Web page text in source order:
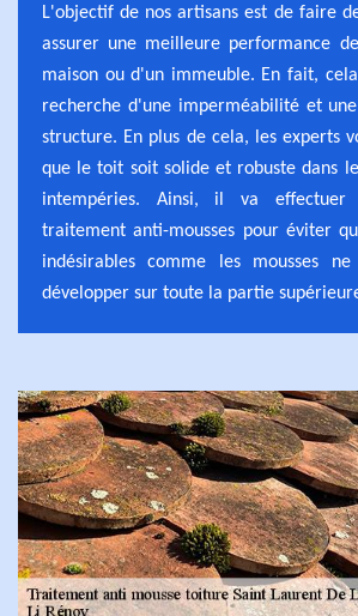
L'objectif de nos artisans est de faire
assurer une meilleure performance
maison ou d'un immeuble. En fait,
recherche d'une imperméabilité et
structure. En plus de cela, les experts
que le toit soit solide et robuste dans
intempéries. Ainsi, il va
traitement anti-mousses pour éviter
indésirables comme les mousses
développer sur toute la partie